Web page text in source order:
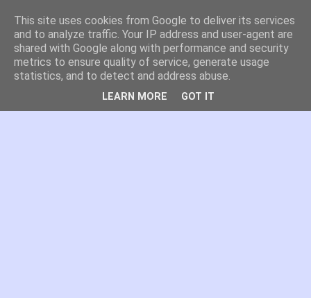
es por madrid
El blog de Madrid y su actualidad, proyectos, transporte,
movilidad, arquitectura, participación, medio ambiente,
educación, empleo, ...
This site uses cookies from Google to deliver its services
and to analyze traffic. Your IP address and user-agent are
shared with Google along with performance and security
metrics to ensure quality of service, generate usage
statistics, and to detect and address abuse.
LEARN MORE GOT IT